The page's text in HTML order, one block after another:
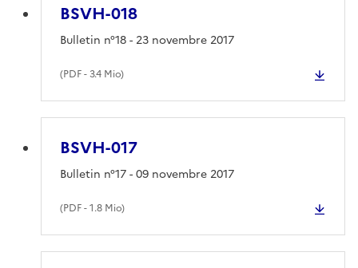
BSVH-018
(PDF- 3.4 Mio)
Bulletin n°18 - 23 novembre 2017
BSVH-017
(PDF- 1.8 Mio)
Bulletin n°17 - 09 novembre 2017